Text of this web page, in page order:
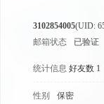
3102854005(UID:
邮箱状态
已验证
统计信息 好友数 1
性别 保密